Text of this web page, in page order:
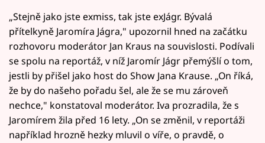
„Stejně jako jste exmiss, tak jste exJágr. Bývalá
přítelkyně Jaromíra Jágra," upozornil hned na začátku
rozhovoru moderátor Jan Kraus na souvislosti. Podívali
se spolu na reportáž, v níž Jaromír Jágr přemýšlí o tom,
jestli by přišel jako host do Show Jana Krause. „On říká,
že by do našeho pořadu šel, ale že se mu zároveň
nechce," konstatoval moderátor. Iva prozradila, že s
Jaromírem žila před 16 lety. „On se změnil, v reportáži
například hrozně hezky mluvil o víře, o pravdě, o